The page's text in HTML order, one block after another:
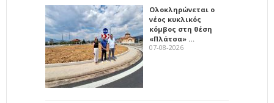
Ολοκληρώνεται ο
νέος κυκλικός
κόμβος στη θέση
«Πλάτσα» …
07-08-2026